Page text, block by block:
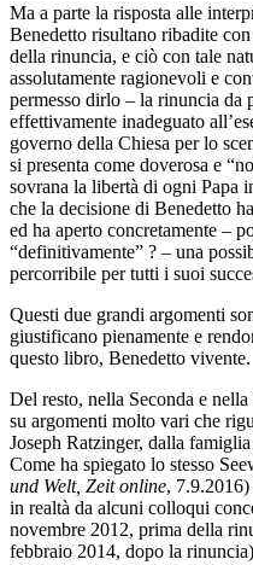
Ma a parte la risposta alle
Benedetto risultano ribadite
della rinuncia, e ciò con tale
assolutamente ragionevoli e
permesso dirlo – la rinuncia da
effettivamente inadeguato
governo della Chiesa per lo
si presenta come doverosa e
sovrana la libertà di ogni Papa
che la decisione di Benedetto
ed ha aperto concretamente –
“definitivamente” ? – una
percorribile per tutti i suoi
Questi due grandi argomenti
giustificano pienamente e
questo libro, Benedetto vivente.
Del resto, nella Seconda e
su argomenti molto vari che
Joseph Ratzinger, dalla
Come ha spiegato lo stesso
und Welt, Zeit online,
in realtà da alcuni colloqui
novembre 2012, prima della
febbraio 2014, dopo la